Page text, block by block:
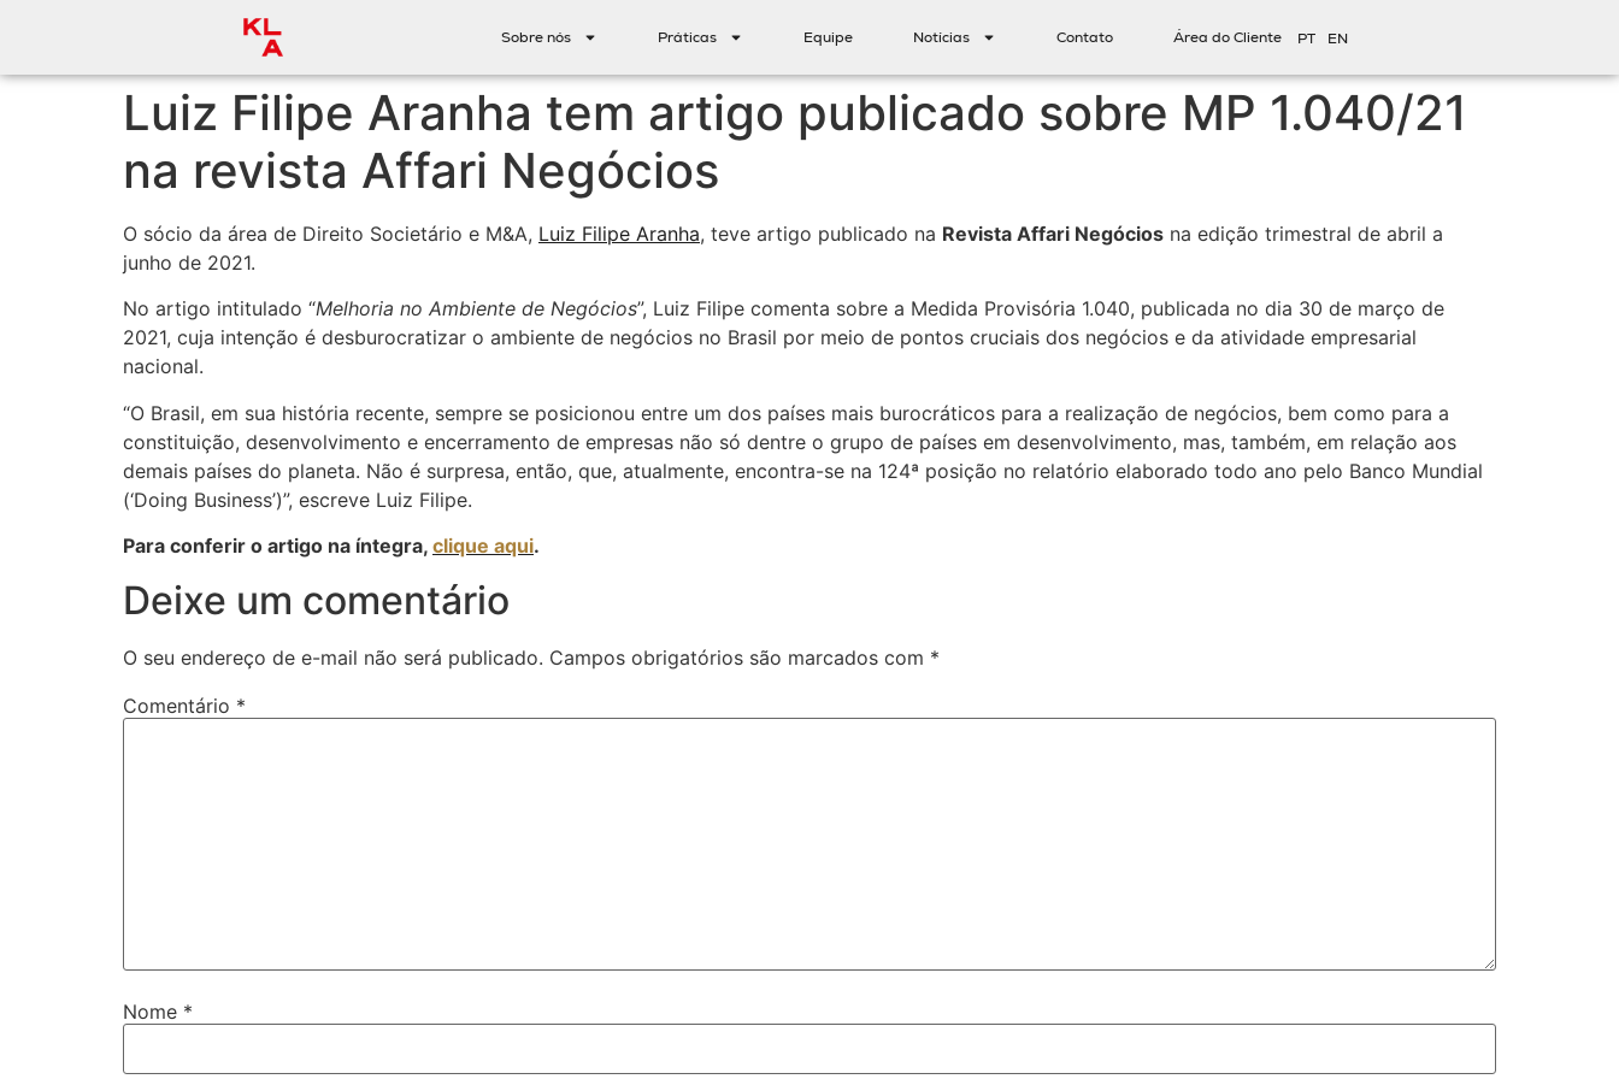
Sobre nós Práticas Equipe Notícias Contato Área do Cliente PT EN
Luiz Filipe Aranha tem artigo publicado sobre MP 1.040/21
na revista Affari Negócios
O sócio da área de Direito Societário e M&A, Luiz Filipe Aranha, teve artigo publicado na Revista Affari Negócios na edição trimestral de abril a
junho de 2021.
No artigo intitulado “Melhoria no Ambiente de Negócios”, Luiz Filipe comenta sobre a Medida Provisória 1.040, publicada no dia 30 de março de
2021, cuja intenção é desburocratizar o ambiente de negócios no Brasil por meio de pontos cruciais dos negócios e da atividade empresarial
nacional.
“O Brasil, em sua história recente, sempre se posicionou entre um dos países mais burocráticos para a realização de negócios, bem como para a
constituição, desenvolvimento e encerramento de empresas não só dentre o grupo de países em desenvolvimento, mas, também, em relação aos
demais países do planeta. Não é surpresa, então, que, atualmente, encontra-se na 124ª posição no relatório elaborado todo ano pelo Banco Mundial
(‘Doing Business’)”, escreve Luiz Filipe.
Para conferir o artigo na íntegra, clique aqui.
Deixe um comentário
O seu endereço de e-mail não será publicado. Campos obrigatórios são marcados com *
Comentário *
Nome *